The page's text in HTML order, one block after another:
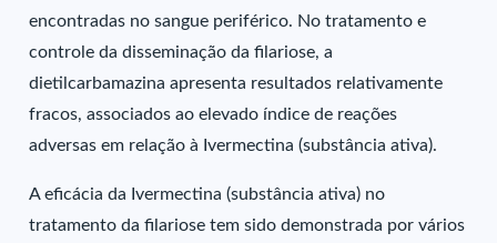
encontradas no sangue periférico. No tratamento e
controle da disseminação da filariose, a
dietilcarbamazina apresenta resultados relativamente
fracos, associados ao elevado índice de reações
adversas em relação à Ivermectina (substância ativa).
A eficácia da Ivermectina (substância ativa) no
tratamento da filariose tem sido demonstrada por vários